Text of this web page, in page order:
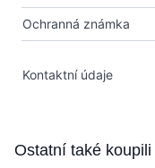
Ochranná známka
Kontaktní údaje
Press to skip carousel
Ostatní také koupili